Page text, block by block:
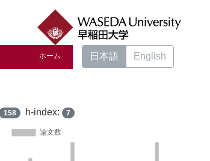
ホーム 日本語 English
158 h-index: 7